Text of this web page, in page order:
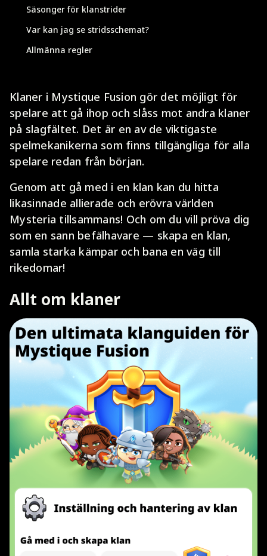
Säsonger för klanstrider
Var kan jag se stridsschemat?
Allmänna regler
Klaner i Mystique Fusion gör det möjligt för
spelare att gå ihop och slåss mot andra klaner
på slagfältet. Det är en av de viktigaste
spelmekanikerna som finns tillgängliga för alla
spelare redan från början.
Genom att gå med i en klan kan du hitta
likasinnade allierade och erövra världen
Mysteria tillsammans! Och om du vill pröva dig
som en sann befälhavare — skapa en klan,
samla starka kämpar och bana en väg till
rikedomar!
Allt om klaner